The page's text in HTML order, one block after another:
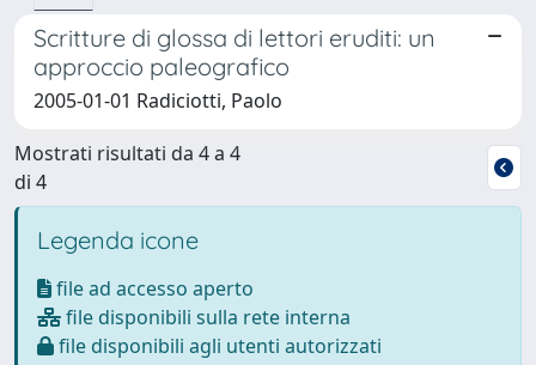
Scritture di glossa di lettori eruditi: un
approccio paleografico
2005-01-01 Radiciotti, Paolo
Mostrati risultati da 4 a 4
di 4
Legenda icone
file ad accesso aperto
file disponibili sulla rete interna
file disponibili agli utenti autorizzati